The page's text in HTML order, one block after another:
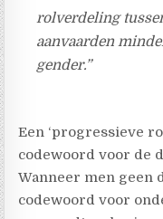
rolverdeling
aanvaarden
gender.”
Een ‘progressieve
codewoord voor de
Wanneer men geen
codewoord voor